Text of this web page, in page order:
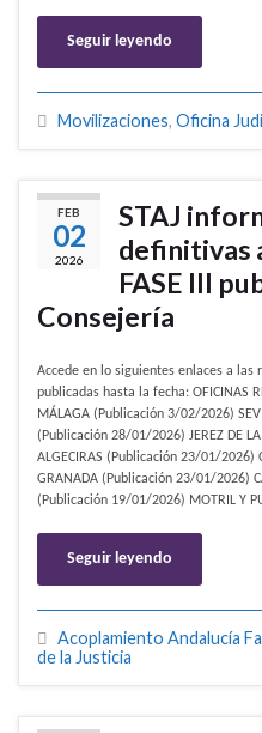
Seguir leyendo
Movilizaciones, Oficina
FEB
02
2026
STAJ
definitivas
FASE III
Consejería
Accede en lo siguientes enlaces a
publicadas hasta la fecha: OFICINAS
MÁLAGA (Publicación 3/02/2026)
(Publicación 28/01/2026) JEREZ DE
ALGECIRAS (Publicación 23/01/
GRANADA (Publicación 23/01/2026)
(Publicación 19/01/2026) MOTRIL Y
Seguir leyendo
Acoplamiento Andalucía
de la Justicia